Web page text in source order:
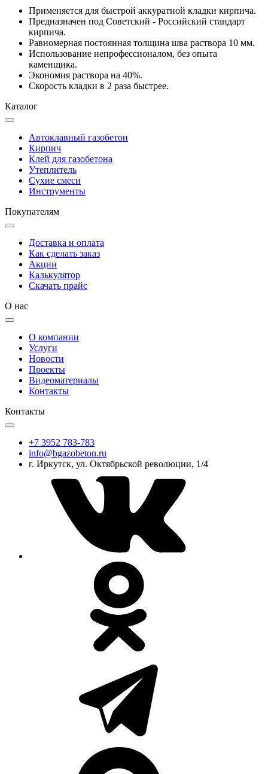
Применяется для быстрой аккуратной кладки кирпича.
Предназначен под Советский - Российский стандарт
кирпича.
Равномерная постоянная толщина шва раствора 10 мм.
Использование непрофессионалом, без опыта
каменщика.
Экономия раствора на 40%.
Скорость кладки в 2 раза быстрее.
Каталог
Автоклавный газобетон
Кирпич
Клей для газобетона
Утеплитель
Сухие смеси
Инструменты
Покупателям
Доставка и оплата
Как сделать заказ
Акции
Калькулятор
Скачать прайс
О нас
О компании
Услуги
Новости
Проекты
Видеоматериалы
Контакты
Контакты
+7 3952 783-783
info@bgazobeton.ru
г. Иркутск, ул. Октябрьской революции, 1/4